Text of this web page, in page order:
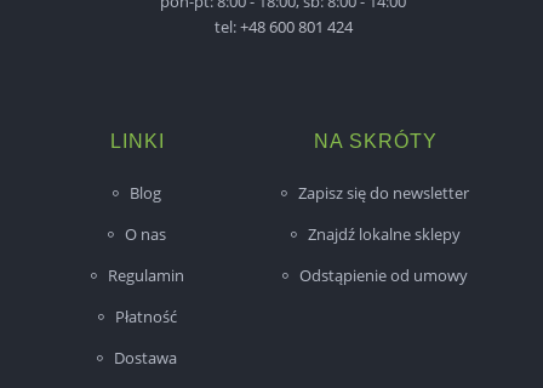
tel:+48 600 801 424
LINKI
Blog
O nas
Regulamin
Płatność
Dostawa
NA SKRÓTY
Zapisz się do newsletter
Znajdź lokalne sklepy
Odstąpienie od umowy